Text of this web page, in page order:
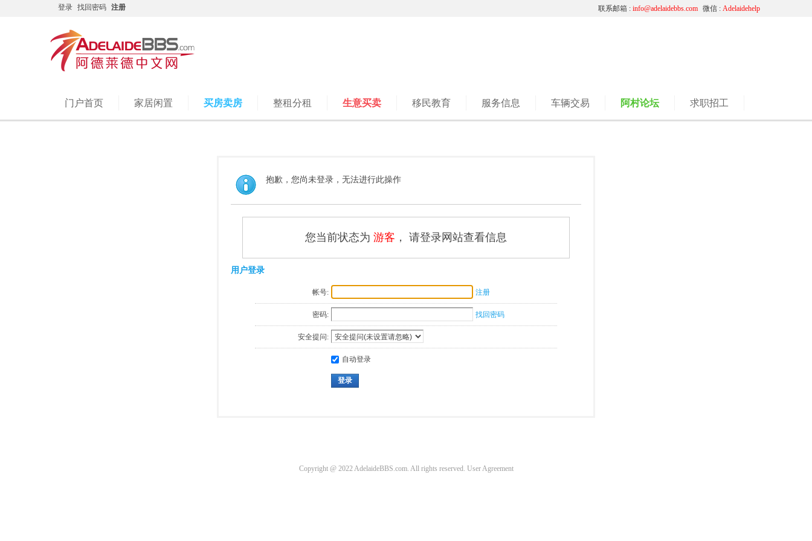
登录 找回密码 注册 微信 : Adelaidehelp
联系邮箱 : info@adelaidebbs.com
门户首页 家居闲置 买房卖房 整租分租 生意买卖 移民教育 服务信息 车辆交易 阿村论坛 求职招工
抱歉，您尚未登录，无法进行此操作
您当前状态为 游客 ， 请登录网站查看信息
用户登录
帐号: 注册
密码: 找回密码
安全提问:
自动登录
登录
Copyright @ 2022 AdelaideBBS.com. All rights reserved. User Agreement